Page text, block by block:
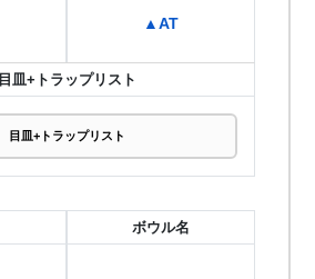
▲AT
目皿+トラップリスト
目皿+トラップリスト
ボウル名